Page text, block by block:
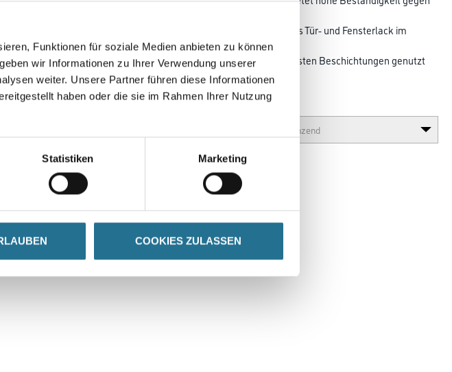
Funktionen für soziale Medien anbieten zu können
wir Informationen zu Ihrer Verwendung unserer
weiter. Unsere Partner führen diese Informationen
haben oder die sie im Rahmen Ihrer Nutzung
Statistiken Marketing
COOKIES ZULASSEN
reduziert Vergilbungen und isoliert Holzinhaltsstoffe effizient. Ob als Tür- und Fensterlack im
Innenbereich oder als Garagentor
Lack im Außenbereich - DELTA All-Top SG kann für die verschiedensten Beschichtungen genutzt
werden.
Farbtonbezeichnung Glanzgrad
Gebinde
Umrechnungsfaktoren